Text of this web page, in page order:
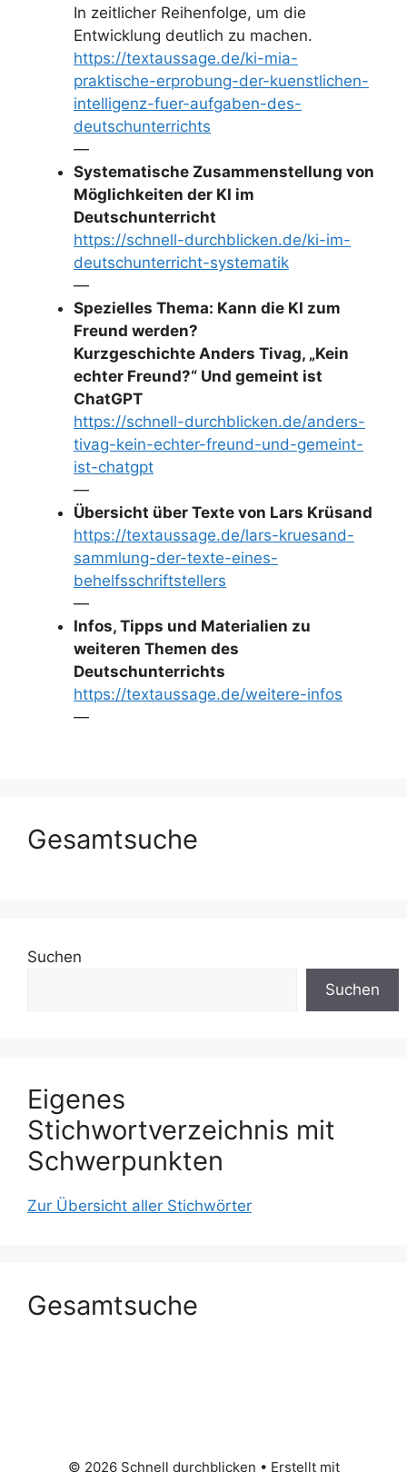
In zeitlicher Reihenfolge, um die
Entwicklung deutlich zu machen.
https://textaussage.de/ki-mia-
praktische-erprobung-der-kuenstlichen-
intelligenz-fuer-aufgaben-des-
deutschunterrichts
—
Systematische Zusammenstellung von
Möglichkeiten der KI im
Deutschunterricht
https://schnell-durchblicken.de/ki-im-
deutschunterricht-systematik
—
Spezielles Thema: Kann die KI zum
Freund werden?
Kurzgeschichte Anders Tivag, „Kein
echter Freund?“ Und gemeint ist
ChatGPT
https://schnell-durchblicken.de/anders-
tivag-kein-echter-freund-und-gemeint-
ist-chatgpt
—
Übersicht über Texte von Lars Krüsand
https://textaussage.de/lars-kruesand-
sammlung-der-texte-eines-
behelfsschriftstellers
—
Infos, Tipps und Materialien zu
weiteren Themen des
Deutschunterrichts
https://textaussage.de/weitere-infos
—
Gesamtsuche
Suchen
Suchen
Eigenes
Stichwortverzeichnis mit
Schwerpunkten
Zur Übersicht aller Stichwörter
Gesamtsuche
© 2026 Schnell durchblicken • Erstellt mit